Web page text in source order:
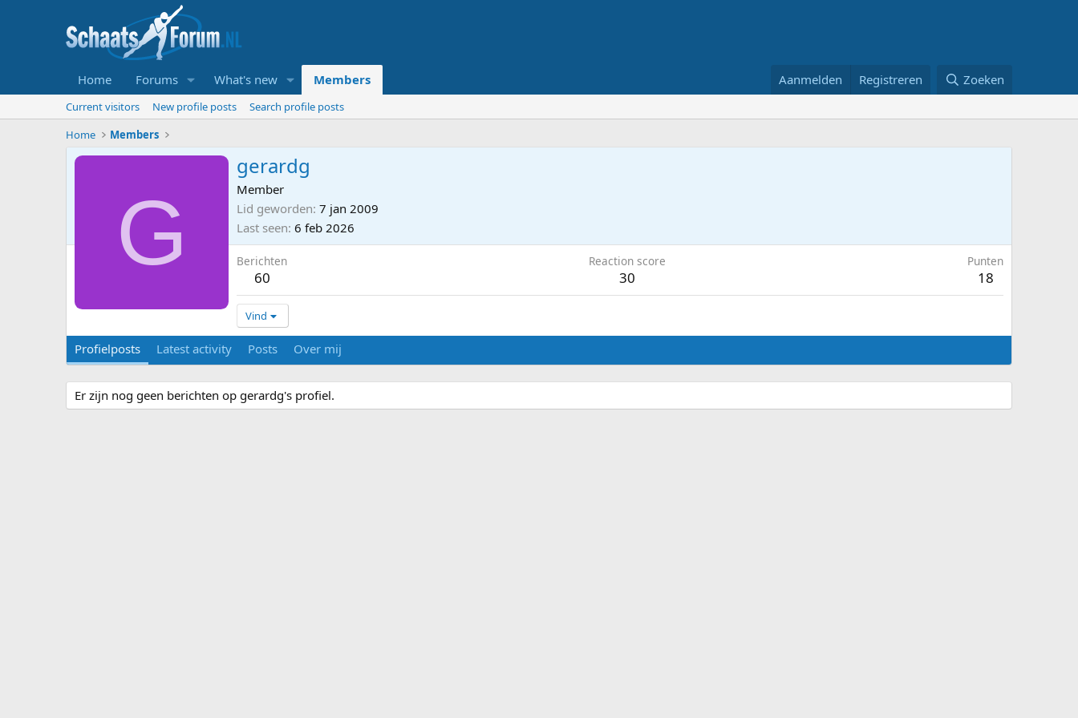
Home Forums What's new Members Aanmelden Registreren Zoeken
Current visitors New profile posts
Search profile posts
Home
Members
G
gerardg
Member
Lid geworden 7 jan 2009
Last seen 6 feb 2026
Berichten
60
Reaction score
30
Punten
18
Vind
Profielposts Latest activity Posts Over mij
Er zijn nog geen berichten op gerardg's profiel.